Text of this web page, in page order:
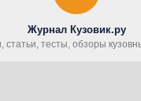
Журнал Кузовик.ру
статьи, тесты, обзоры